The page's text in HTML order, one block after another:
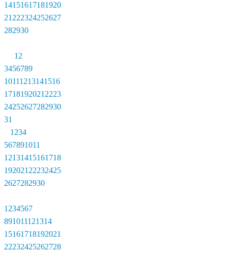
14151617181920
21 222324252627
282930
1 2
3456789
10111213141516
1718192021 2223
24252627282930
31
1 234
567891011
12131415161718
192021 22232425
2627282930
1 234567
891011121314
15161718192021
22232425262728